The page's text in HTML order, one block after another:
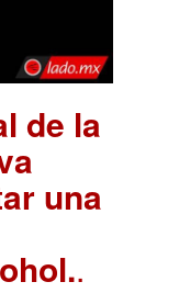
de la
una
.